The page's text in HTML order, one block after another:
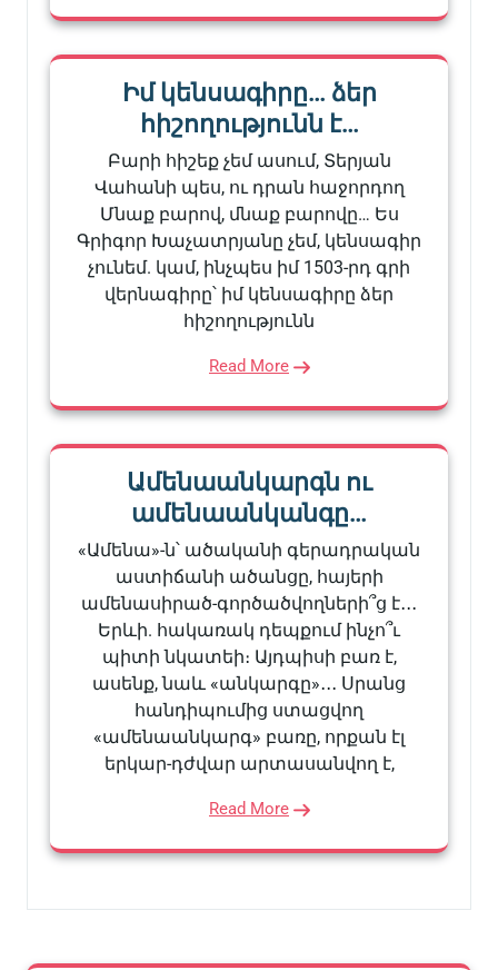
Իմ կենսագիրը… ձեր
հիշողությունն է…
Բարի հիշեք չեմ ասում, Տերյան
Վահանի պես, ու դրան հաջորդող
Մնաք բարով, մնաք բարովը… Ես
Գրիգոր Խաչատրյանը չեմ, կենսագիր
չունեմ. կամ, ինչպես իմ 1503-րդ գրի
վերնագիրը՝ իմ կենսագիրը ձեր
հիշողությունն
Read More
Ամենաանկարգն ու
ամենաանկանգը…
«Ամենա»-ն՝ ածականի գերադրական
աստիճանի ածանցը, հայերի
ամենասիրած-գործածվողների՞ց է․․․
Երևի. հակառակ դեպքում ինչո՞ւ
պիտի նկատեի։ Այդպիսի բառ է,
ասենք, նաև «անկարգը»․․․ Սրանց
հանդիպումից ստացվող
«ամենաանկարգ» բառը, որքան էլ
երկար-դժվար արտասանվող է,
Read More